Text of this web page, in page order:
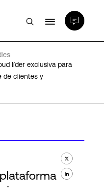
líder exclusiva para
de clientes y